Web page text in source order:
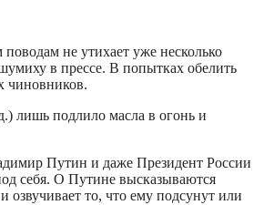
не утихает уже несколько
в прессе. В попытках обелить
чиновников.
лишь подлило масла в огонь и
Путин и даже Президент России
себя. О Путине высказываются
озвучивает то, что ему подсунут или